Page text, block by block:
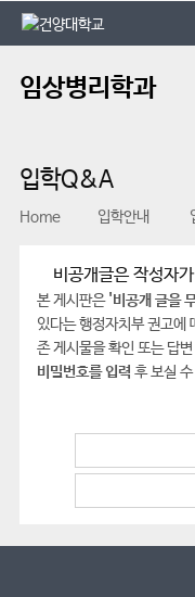
본문 바로가기
대메뉴 바로가기
임상병리학과
입학Q&A
Home 입학안내
비공개글은 작성자
본 게시판은'비공개 글을
있다는 행정자치부 권고에
존 게시물을 확인 또는 답
비밀번호를 입력 후 보실